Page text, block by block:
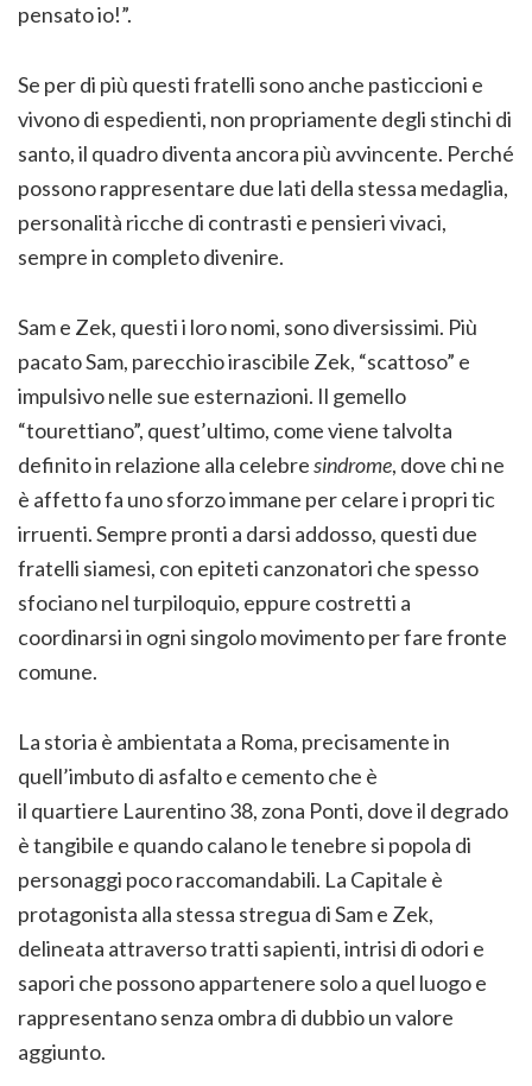
pensato io!”.
Se per di più questi fratelli sono anche pasticcioni e
vivono di espedienti, non propriamente degli stinchi di
santo, il quadro diventa ancora più avvincente. Perché
possono rappresentare due lati della stessa medaglia,
personalità ricche di contrasti e pensieri vivaci,
sempre in completo divenire.
Sam e Zek, questi i loro nomi, sono diversissimi. Più
pacato Sam, parecchio irascibile Zek, “scattoso” e
impulsivo nelle sue esternazioni. Il gemello
“tourettiano”, quest’ultimo, come viene talvolta
definito in relazione alla celebresindrome, dove chi ne
è affetto fa uno sforzo immane per celare i propri tic
irruenti. Sempre pronti a darsi addosso, questi due
fratelli siamesi, con epiteti canzonatori che spesso
sfociano nel turpiloquio, eppure costretti a
coordinarsi in ogni singolo movimento per fare fronte
comune.
La storia è ambientata a Roma, precisamente in
quell’imbuto di asfalto e cemento che è
il quartiere Laurentino 38, zona Ponti, dove il degrado
è tangibile e quando calano le tenebre si popola di
personaggi poco raccomandabili. La Capitale è
protagonista alla stessa stregua di Sam e Zek,
delineata attraverso tratti sapienti, intrisi di odori e
sapori che possono appartenere solo a quel luogo e
rappresentano senza ombra di dubbio un valore
aggiunto.